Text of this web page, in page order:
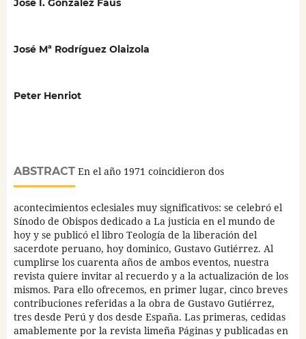
José I. González Faus
José Mª Rodríguez Olaizola
Peter Henriot
ABSTRACTEn el año 1971 coincidieron dos
acontecimientos eclesiales muy significativos: se celebró el
Sínodo de Obispos dedicado a La justicia en el mundo de
hoy y se publicó el libro Teología de la liberación del
sacerdote peruano, hoy dominico, Gustavo Gutiérrez. Al
cumplirse los cuarenta años de ambos eventos, nuestra
revista quiere invitar al recuerdo y a la actualización de los
mismos. Para ello ofrecemos, en primer lugar, cinco breves
contribuciones referidas a la obra de Gustavo Gutiérrez,
tres desde Perú y dos desde España. Las primeras, cedidas
amablemente por la revista limeña Páginas y publicadas en